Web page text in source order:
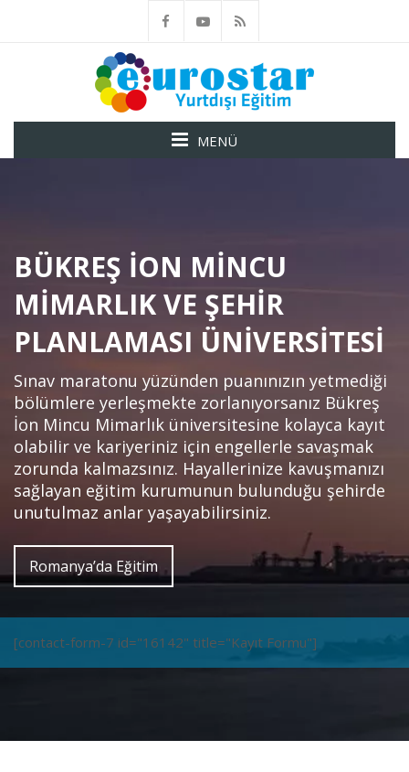
MENÜ
BÜKREŞ İON MINCU
MIMARLIK VE ŞEHIR
PLANLAMASI ÜNIVERSITESI
Sınav maratonu yüzünden puanınızın yetmediği
bölümlere yerleşmekte zorlanıyorsanız Bükreş
İon Mincu Mimarlık üniversitesine kolayca kayıt
olabilir ve kariyeriniz için engellerle savaşmak
zorunda kalmazsınız. Hayallerinize kavuşmanızı
sağlayan eğitim kurumunun bulunduğu şehirde
unutulmaz anlar yaşayabilirsiniz.
Romanya’da Eğitim
[contact-form-7 id="16142" title="Kayıt Formu"]